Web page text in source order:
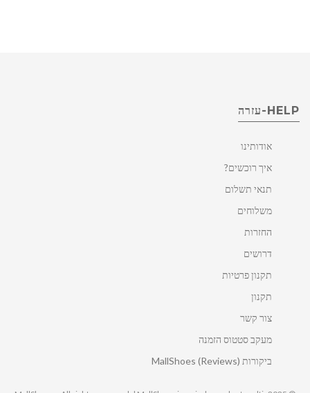
HELP-עזרה
אודותינו
איך רוכשים?
תנאי תשלום
משלוחים
החזרות
דרושים
תקנון פרטיות
תקנון
צור קשר
מעקב סטטוס הזמנה
ביקורות MallShoes (Reviews)